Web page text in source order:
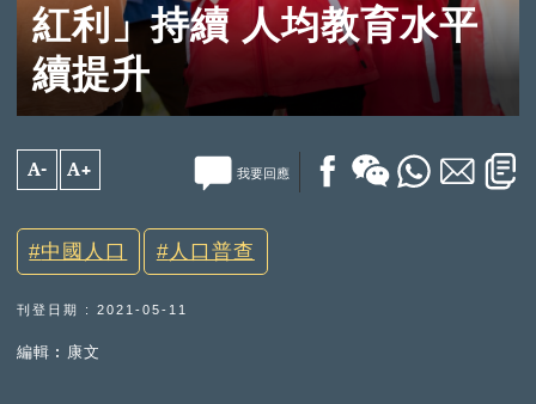
紅利」持續 人均教育水平
續提升
A- A+ 我要回應
中國人口 人口普查
刊登日期 : 2021-05-11
編輯︰康文